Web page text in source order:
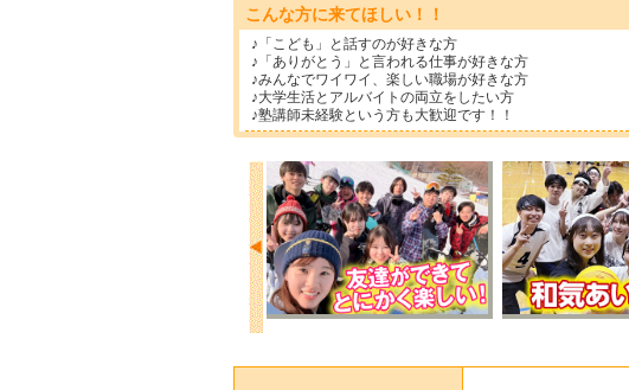
こんな方に来てほしい！！
♪「こども」と話すのが好きな方
♪「ありがとう」と言われる仕事が好きな方
♪みんなでワイワイ、楽しい職場が好きな方
♪大学生活とアルバイトの両立をしたい方
♪塾講師未経験という方も大歓迎です！！